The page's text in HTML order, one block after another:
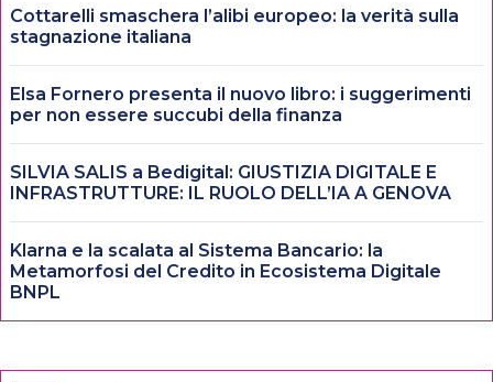
Cottarelli smaschera l’alibi europeo: la verità sulla
stagnazione italiana
Elsa Fornero presenta il nuovo libro: i suggerimenti
per non essere succubi della finanza
SILVIA SALIS a Bedigital: GIUSTIZIA DIGITALE E
INFRASTRUTTURE: IL RUOLO DELL’IA A GENOVA
Klarna e la scalata al Sistema Bancario: la
Metamorfosi del Credito in Ecosistema Digitale
BNPL